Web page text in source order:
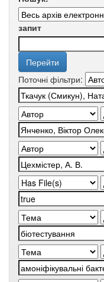
запит
Поточні фільтри: